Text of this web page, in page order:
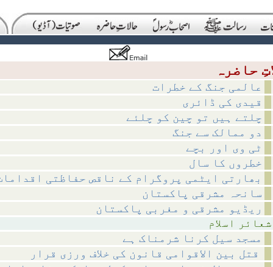
عالمی جنگ کے خطرات
قیدی کی ڈائری
چلتے ہیں تو چین کو چلئے
دو ممالک سے جنگ
ٹی وی اور بچے
خطروں کا سال
بھارتی ایٹمی پروگرام کے ناقص حفاظتی
سانحہ مشرقی پاکستان
ریڈیو مشرقی و مغربی پاکستان
مسجد سیل کرنا شرمناک ہے